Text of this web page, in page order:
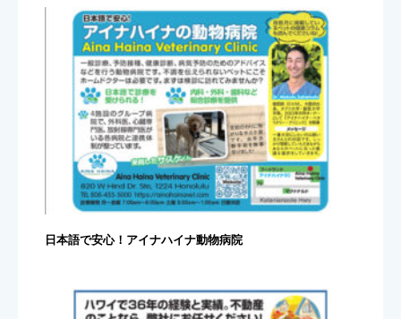
日本語で安心！アイナハイナ動物病院